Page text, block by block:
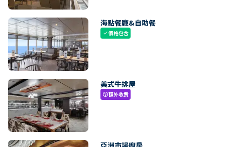
海點餐廳&自助餐
check價格包含
美式牛排屋
paid額外收費
亞洲市場廚房